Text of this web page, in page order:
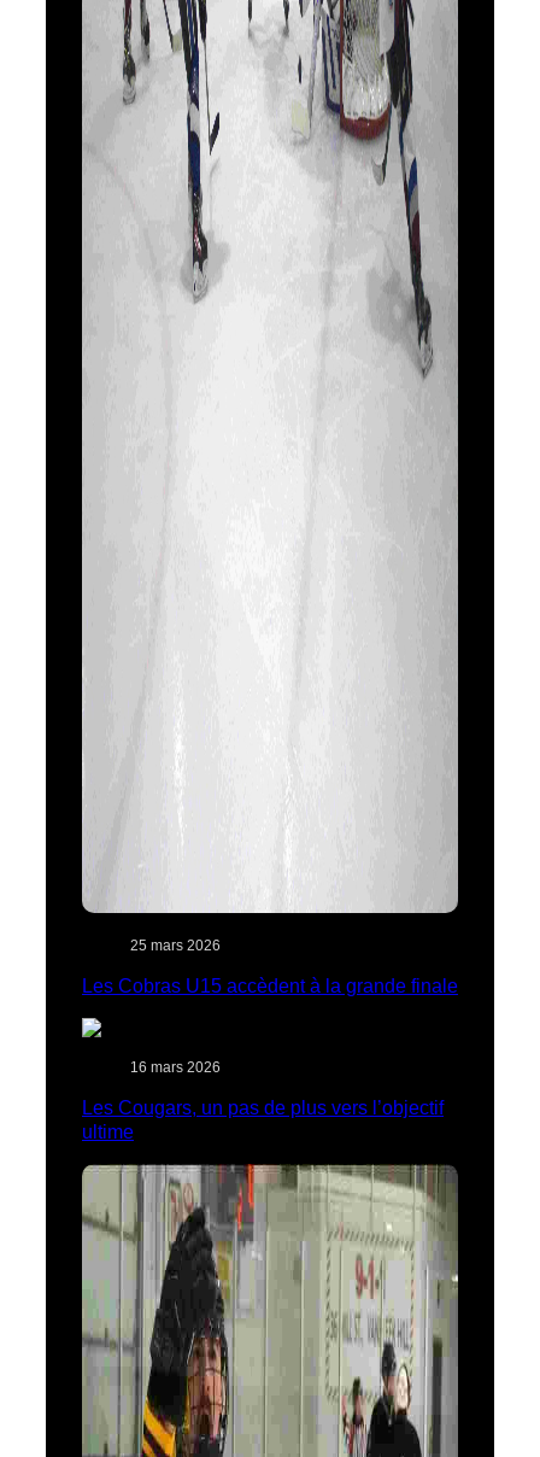
25 mars 2026
Les Cobras U15 accèdent à la grande finale
16 mars 2026
Les Cougars, un pas de plus vers l’objectif
ultime